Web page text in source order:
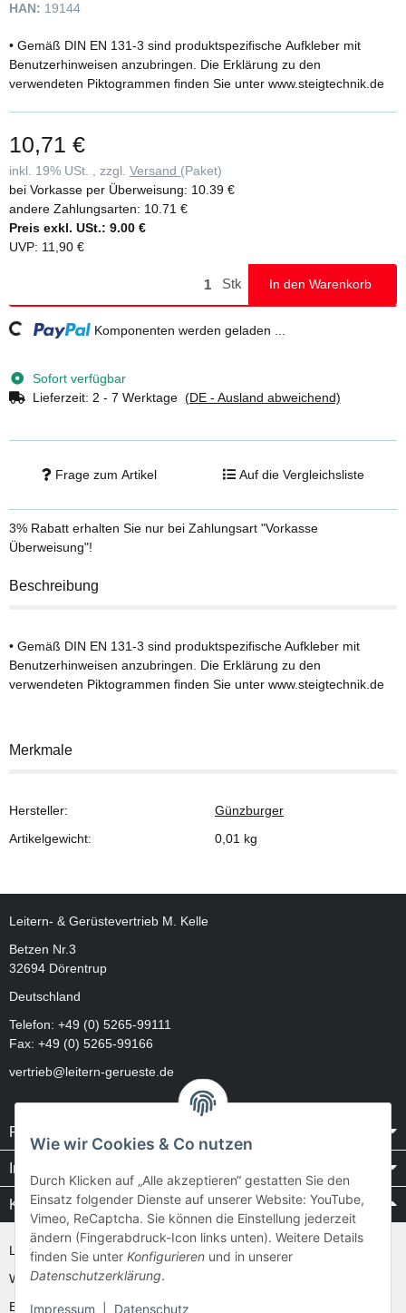
HAN: 19144
• Gemäß DIN EN 131-3 sind produktspezifische Aufkleber mit
Benutzerhinweisen anzubringen. Die Erklärung zu den
verwendeten Piktogrammen finden Sie unter www.steigtechnik.de
10,71 €
inkl. 19% USt. , zzgl. Versand (Paket)
bei Vorkasse per Überweisung: 10.39 €
andere Zahlungsarten: 10.71 €
Preis exkl. USt.: 9.00 €
UVP: 11,90 €
Stk In den Warenkorb
Loading... Komponenten werden geladen ...
Sofort verfügbar
Lieferzeit: 2 - 7 Werktage (DE - Ausland abweichend)
Frage zum Artikel Auf die Vergleichsliste
3% Rabatt erhalten Sie nur bei Zahlungsart "Vorkasse
Überweisung"!
Beschreibung
• Gemäß DIN EN 131-3 sind produktspezifische Aufkleber mit
Benutzerhinweisen anzubringen. Die Erklärung zu den
verwendeten Piktogrammen finden Sie unter www.steigtechnik.de
Merkmale
Hersteller:
Günzburger
Artikelgewicht:
0,01 kg
Leitern- & Gerüstevertrieb M. Kelle
Betzen Nr.3
32694 Dörentrup
Deutschland
Telefon: +49 (0) 5265-99111
Fax: +49 (0) 5265-99166
vertrieb@leitern-gerueste.de
Rechtliches
Informationen
Kataloge / Videos
Layher Videos und Downloads
WAKÜ
Ernst
Wie wir Cookies & Co nutzen
Durch Klicken auf „Alle akzeptieren“ gestatten Sie den
Einsatz folgender Dienste auf unserer Website: YouTube,
Vimeo, ReCaptcha. Sie können die Einstellung jederzeit
ändern (Fingerabdruck-Icon links unten). Weitere Details
finden Sie unter Konfigurieren und in unserer
Datenschutzerklärung.
Impressum Datenschutz